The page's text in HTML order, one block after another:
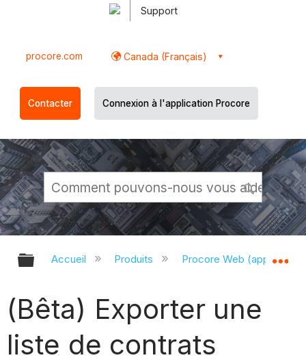
Support
procore.com Canada (Français)
Contacter Connexion à l'application Procore
Développer/réduire la hiérarchie
Accueil Produits Procore Web
(Bêta) Exporter une
liste de contrats